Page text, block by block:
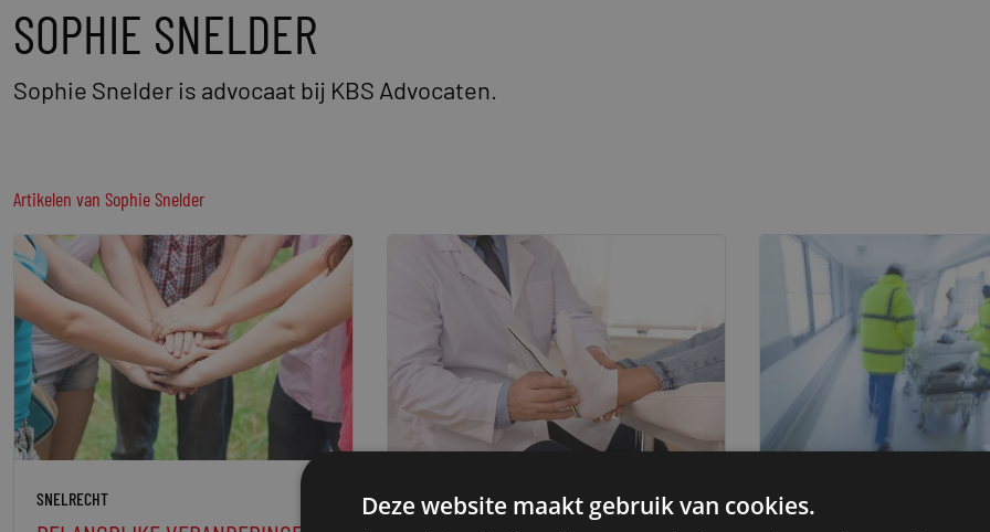
SOPHIE SNELDER
Sophie Snelder is advocaat bij KBS Advocaten.
Artikelen van Sophie Snelder
SNELRECHT SNELRECHT SNELRECHT
Deze website maakt gebruik van cookies.